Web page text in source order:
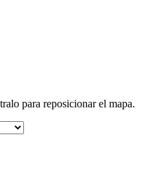
para reposicionar el mapa.